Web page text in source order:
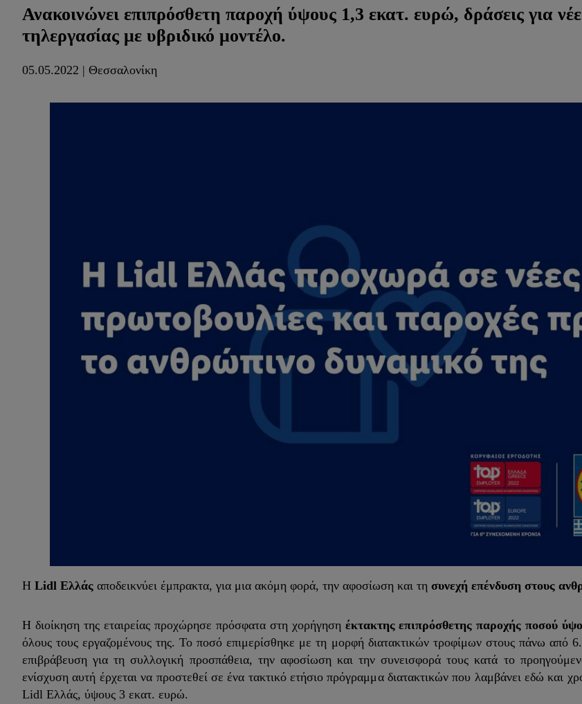
Ανακοινώνει επιπρόσθετη παροχή ύψους 1,3 εκατ. ευρώ, δράσεις για
τηλεργασίας με υβριδικό μοντέλο.
05.05.2022 | Θεσσαλονίκη
Η Lidl Ελλάς αποδεικνύει έμπρακτα, για μια ακόμη φορά, την αφοσίωση και τη συνεχή επένδυση στους
Η διοίκηση της εταιρείας προχώρησε πρόσφατα στη χορήγηση έκτακτης επιπρόσθετης παροχής ποσού
όλους τους εργαζομένους της. Το ποσό επιμερίσθηκε με τη μορφή διατακτικών τροφίμων στους πάνω από
επιβράβευση για τη συλλογική προσπάθεια, την αφοσίωση και την συνεισφορά τους κατά το
ενίσχυση αυτή έρχεται να προστεθεί σε ένα τακτικό ετήσιο πρόγραμμα διατακτικών που λαμβάνει εδώ και
Lidl Ελλάς, ύψους 3 εκατ. ευρώ.